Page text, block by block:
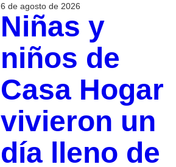
6 de agosto de 2026
Niñas y
niños de
Casa Hogar
vivieron un
día lleno de